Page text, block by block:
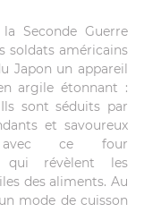
Seconde Guerre
soldats américains
Japon un appareil
argile étonnant :
sont séduits par
et savoureux
avec ce four
qui révèlent les
des aliments. Au
mode de cuisson